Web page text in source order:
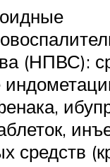
(НПВС):
средств